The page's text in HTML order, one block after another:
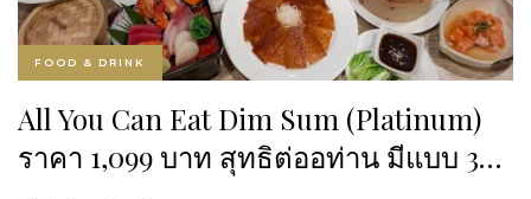
FOOD & DRINK
All You Can Eat Dim Sum (Platinum)
ราคา 1,099 บาท สุทธิต่ออท่าน มีแบบ 3…